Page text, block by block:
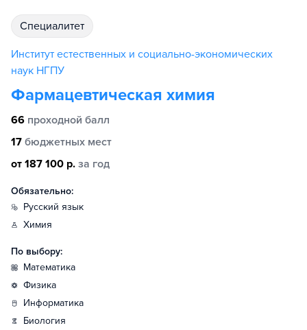
специалитет
Институт естественных и социально-экономических
наук НГПУ
Фармацевтическая химия
66 проходной балл
17 бюджетных мест
от 187 100 р. за год
Обязательно:
русский язык
химия
По выбору:
математика
физика
информатика
биология